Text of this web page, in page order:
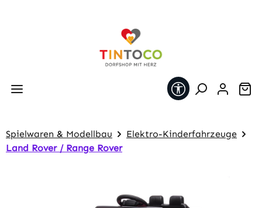
Werkzeugleiste
Spielwaren & Modellbau
Elektro-Kinderfahrzeuge
Land Rover / Range Rover